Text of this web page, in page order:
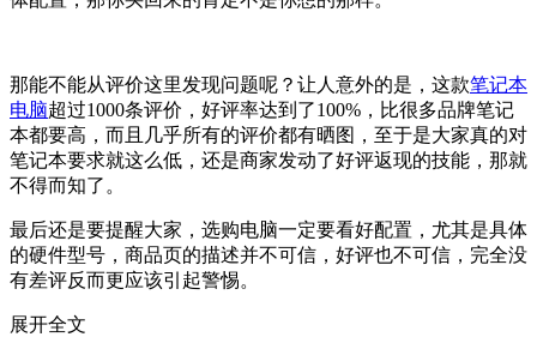
那能不能从评价这里发现问题呢？让人意外的是，这款笔记本
电脑超过1000条评价，好评率达到了100%，比很多品牌笔记
本都要高，而且几乎所有的评价都有晒图，至于是大家真的对
笔记本要求就这么低，还是商家发动了好评返现的技能，那就
不得而知了。
最后还是要提醒大家，选购电脑一定要看好配置，尤其是具体
的硬件型号，商品页的描述并不可信，好评也不可信，完全没
有差评反而更应该引起警惕。
展开全文